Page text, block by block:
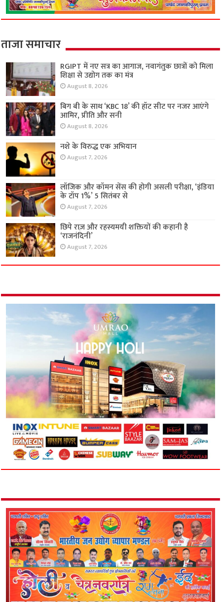
ताजा समाचार
RGIPT में नए सत्र का आगाज, नवागंतुक छात्रों को मिला
शिक्षा से उद्योग तक का मंत्र
August 8, 2026
बिग बी के साथ ‘KBC 18’ की हॉट सीट पर नजर आएंगे
आमिर, प्रीति और सनी
August 8, 2026
नशे के विरुद्ध एक अभियान
August 7, 2026
लॉजिक और कॉमन सेंस की होगी असली परीक्षा, ‘इंडिया
के टॉप 1%’ 5 सितंबर से
August 7, 2026
छिपे राज़ और रहस्यमयी शक्तियों की कहानी है
‘राजनंदिनी’
August 7, 2026